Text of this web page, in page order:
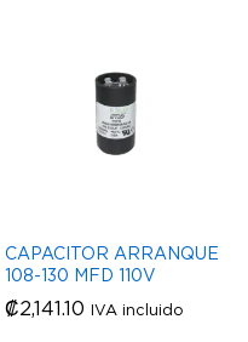
CAPACITOR ARRANQUE
108-130 MFD 110V
₡2,141.10 IVA incluido
₡2,141.10